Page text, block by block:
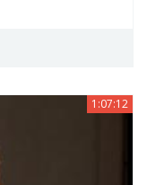
1:07:12